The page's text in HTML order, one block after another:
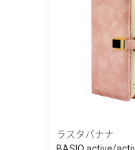
ラスタバナナ